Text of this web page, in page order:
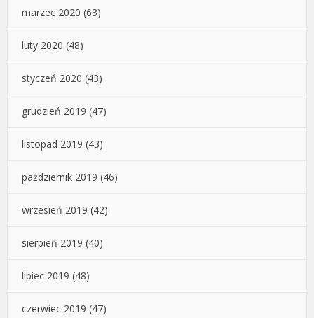
marzec 2020 (63)
luty 2020 (48)
styczeń 2020 (43)
grudzień 2019 (47)
listopad 2019 (43)
październik 2019 (46)
wrzesień 2019 (42)
sierpień 2019 (40)
lipiec 2019 (48)
czerwiec 2019 (47)